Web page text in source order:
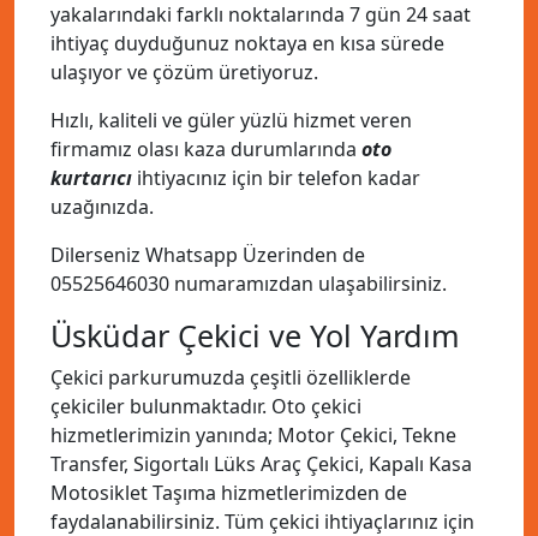
yakalarındaki farklı noktalarında 7 gün 24 saat
ihtiyaç duyduğunuz noktaya en kısa sürede
ulaşıyor ve çözüm üretiyoruz.
Hızlı, kaliteli ve güler yüzlü hizmet veren
firmamız olası kaza durumlarında oto
kurtarıcı ihtiyacınız için bir telefon kadar
uzağınızda.
Dilerseniz Whatsapp Üzerinden de
05525646030 numaramızdan ulaşabilirsiniz.
Üsküdar Çekici ve Yol Yardım
Çekici parkurumuzda çeşitli özelliklerde
çekiciler bulunmaktadır. Oto çekici
hizmetlerimizin yanında; Motor Çekici, Tekne
Transfer, Sigortalı Lüks Araç Çekici, Kapalı Kasa
Motosiklet Taşıma hizmetlerimizden de
faydalanabilirsiniz. Tüm çekici ihtiyaçlarınız için